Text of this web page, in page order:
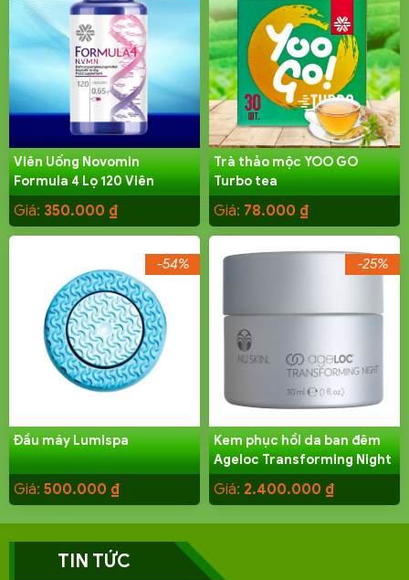
Viên Uống Novomin
Formula 4 Lọ 120 Viên
Giá: 350.000 ₫
Trà thảo mộc YOO GO
Turbo tea
Giá: 78.000 ₫
Đầu máy Lumispa
Giá: 500.000 ₫
-54%
Kem phục hồi da ban đêm
Ageloc Transforming Night
Giá: 2.400.000 ₫
-25%
TIN TỨC